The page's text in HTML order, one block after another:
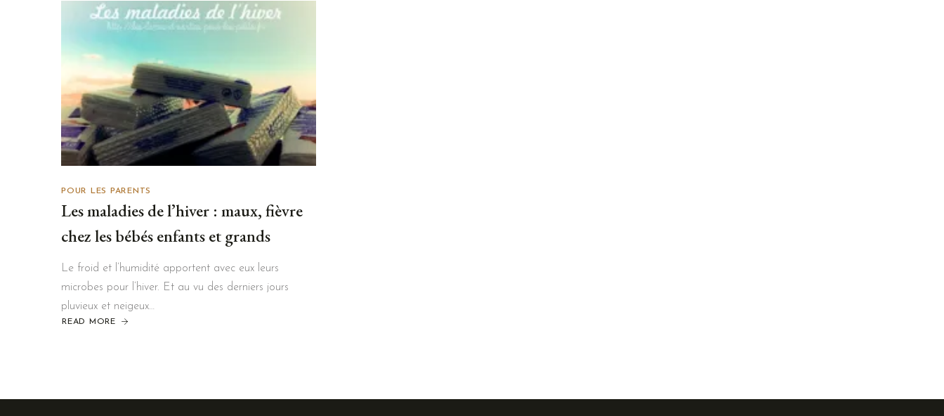
POUR LES PARENTS
Les maladies de l’hiver : maux, fièvre
chez les bébés enfants et grands
Le froid et l’humidité apportent avec eux leurs
microbes pour l’hiver. Et au vu des derniers jours
pluvieux et neigeux…
READ MORE